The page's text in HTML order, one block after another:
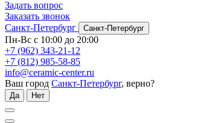
Задать вопрос
Заказать звонок
Санкт-Петербург
Санкт-Петербург
Пн-Вс с 10:00 до 20:00
+7 (962) 343-21-12
+7 (812) 985-58-85
info@ceramic-center.ru
Ваш город Санкт-Петербург, верно?
Да Нет